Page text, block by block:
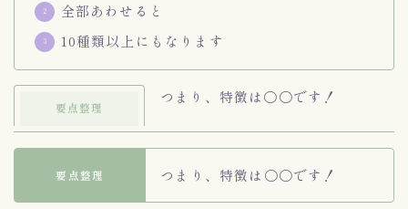
全部あわせると
10種類以上にもなります
要点整理
つまり、特徴は〇〇です！
要点整理 つまり、特徴は〇〇です！